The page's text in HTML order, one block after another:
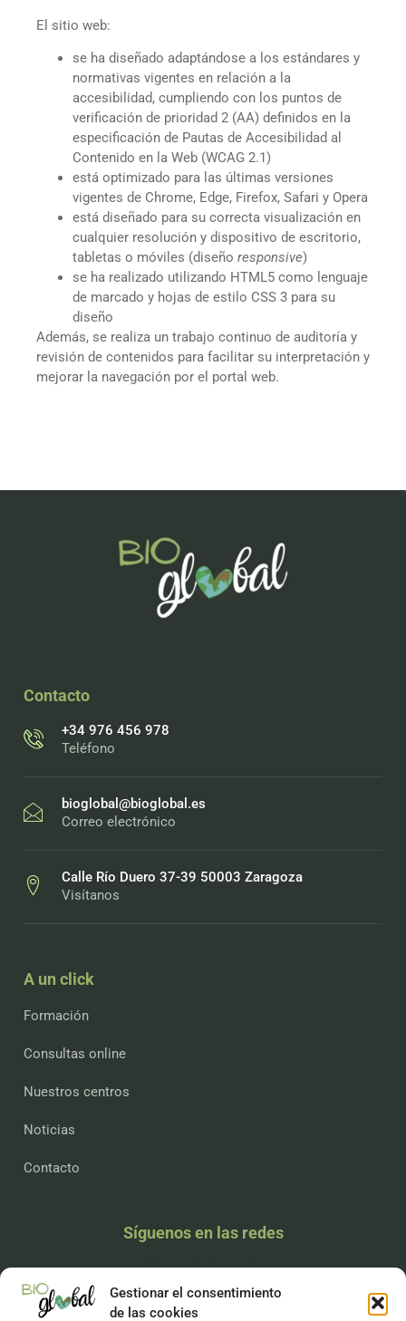
Gestionar el consentimiento
de las cookies
El sitio web:
se ha diseñado adaptándose a los estándares y
normativas vigentes en relación a la
accesibilidad, cumpliendo con los puntos de
verificación de prioridad 2 (AA) definidos en la
especificación de Pautas de Accesibilidad al
Contenido en la Web (WCAG 2.1)
está optimizado para las últimas versiones
vigentes de Chrome, Edge, Firefox, Safari y Opera
está diseñado para su correcta visualización en
cualquier resolución y dispositivo de escritorio,
tabletas o móviles (diseño responsive)
se ha realizado utilizando HTML5 como lenguaje
de marcado y hojas de estilo CSS 3 para su
diseño
Además, se realiza un trabajo continuo de auditoría y
revisión de contenidos para facilitar su interpretación y
mejorar la navegación por el portal web.
Contacto
+34 976 456 978
Teléfono
bioglobal@bioglobal.es
Correo electrónico
Calle Río Duero 37-39 50003 Zaragoza
Visítanos
A un click
Formación
Consultas online
Nuestros centros
Noticias
Contacto
Síguenos en las redes